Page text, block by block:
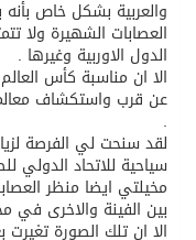
والعربية بشكل خاص بأنه
العصابات الشهيرة ولا
الدول الاوربية وغيرها .
الا ان مناسبة كأس
عن قرب واستكشاف
.
لقد سنحت لي الفرصة
سياحية للاتحاد الدولي
مخيلتي ايضا منظر
بين الفينة والاخرى في
الا ان تلك الصورة تغيرت